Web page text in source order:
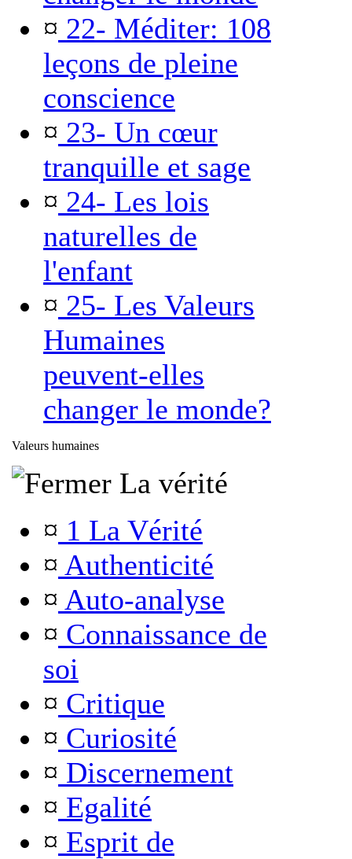
¤ 22- Méditer: 108
leçons de pleine
conscience
¤ 23- Un cœur
tranquille et sage
¤ 24- Les lois
naturelles de
l'enfant
¤ 25- Les Valeurs
Humaines
peuvent-elles
changer le monde?
Valeurs humaines
La vérité
¤ 1 La Vérité
¤ Authenticité
¤ Auto-analyse
¤ Connaissance de
soi
¤ Critique
¤ Curiosité
¤ Discernement
¤ Egalité
¤ Esprit de